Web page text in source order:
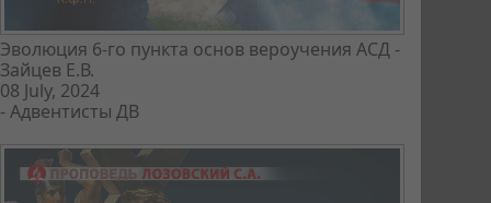
Эволюция 6-го пункта основ вероучения АСД -
Зайцев Е.В.
08 July, 2024
-Адвентисты ДВ